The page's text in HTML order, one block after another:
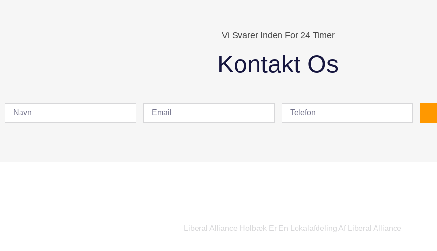
Vi Svarer Inden For 24 Timer
Kontakt Os
Liberal Alliance Holbæk Er En Lokalafdeling Af Liberal Alliance